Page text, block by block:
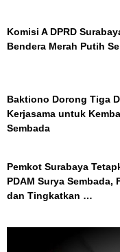
Komisi A DPRD
Bendera Merah Putih
Baktiono Dorong Tiga
Kerjasama untuk
Sembada
Pemkot Surabaya
PDAM Surya
dan Tingkatkan …